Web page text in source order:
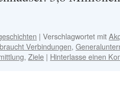
| Verschlagwortet mit
Verbindungen,
, Ziele | Hinterlasse einen